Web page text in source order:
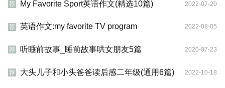
荐 My Favorite Sport英语作文(精选10篇) 2022-07-20
荐 英语作文:my favorite TV program 2022-08-05
荐 听睡前故事_睡前故事哄女朋友5篇 2020-07-23
荐 大头儿子和小头爸爸读后感二年级(通用6篇) 2022-10-18